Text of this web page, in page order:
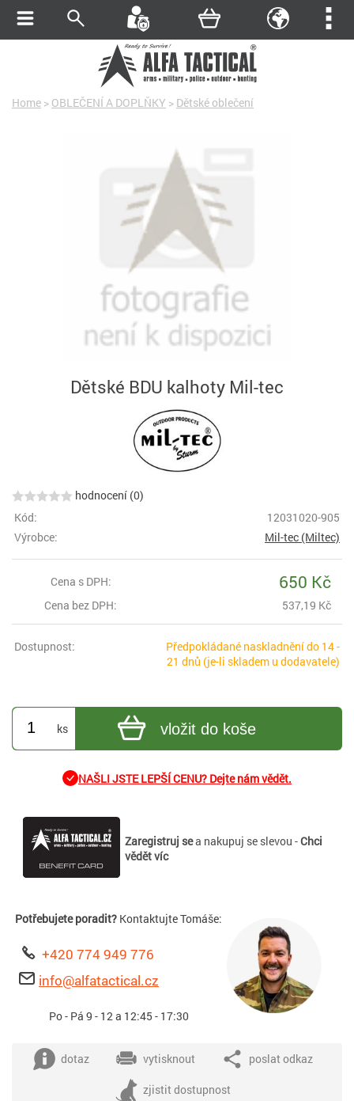
Home > OBLEČENÍ A DOPLŇKY > Dětské oblečení
Dětské BDU kalhoty Mil-tec
hodnocení (0)
Kód:
12031020-905
Výrobce:
Mil-tec (Miltec)
Cena s DPH: 650 Kč
Cena bez DPH: 537,19 Kč
Dostupnost:
Předpokládané naskladnění do 14 -
21 dnů (je-li skladem u dodavatele)
ks vložit do koše
NAŠLI JSTE LEPŠÍ CENU? Dejte nám vědět.
Zaregistruj sea nakupuj se slevou -Chci
vědět víc
Potřebujete poradit? Kontaktujte Tomáše:
+420 774 949 776
info@alfatactical.cz
Po - Pá 9 - 12 a 12:45 - 17:30
dotaz vytisknout poslat odkaz
zjistit dostupnost